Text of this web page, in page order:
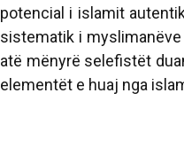
potencial i islamit
sistematik i
atë mënyrë selefistët
elementët e huaj nga